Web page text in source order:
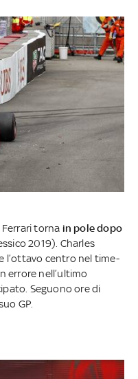
torna in pole dopo
2019). Charles
l’ottavo centro nel time-
errore nell’ultimo
Seguono ore di
GP.